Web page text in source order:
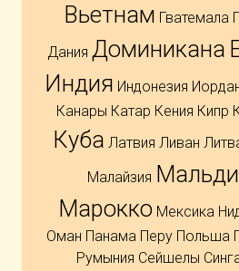
Вьетнам Гватемала
Дания Доминикана
Индия Индонезия
Канары Катар Кения Кипр
Куба Латвия Ливан
Малайзия
Марокко Мексика
Оман Панама Перу Польша
Румыния Сейшелы